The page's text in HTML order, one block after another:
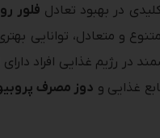
در بهبود تعادل فلور
و متعادل، توانایی
در رژیم غذایی افراد
غذایی و دوز مصرف